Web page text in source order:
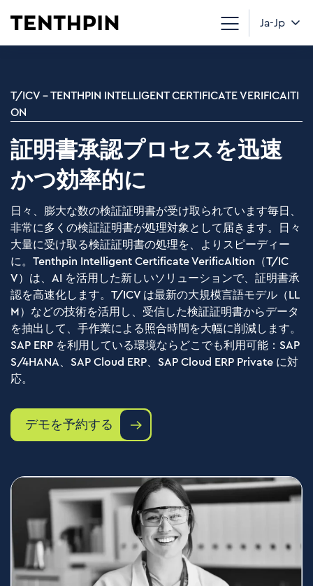
Ja-Jp
T/ICV – TENTHPIN INTELLIGENT CERTIFICATE VERIFICAITI
ON
証明書承認プロセスを迅速
かつ効率的に
日々、膨大な数の検証証明書が受け取られています毎日、
非常に多くの検証証明書が処理対象として届きます。日々
大量に受け取る検証証明書の処理を、よりスピーディー
に。Tenthpin Intelligent Certificate VerificAItion（T/IC
V）は、AI を活用した新しいソリューションで、証明書承
認を高速化します。T/ICV は最新の大規模言語モデル（LL
M）などの技術を活用し、受信した検証証明書からデータ
を抽出して、手作業による照合時間を大幅に削減します。
SAP ERP を利用している環境ならどこでも利用可能：SAP
S/4HANA、SAP Cloud ERP、SAP Cloud ERP Private に対
応。
デモを予約する